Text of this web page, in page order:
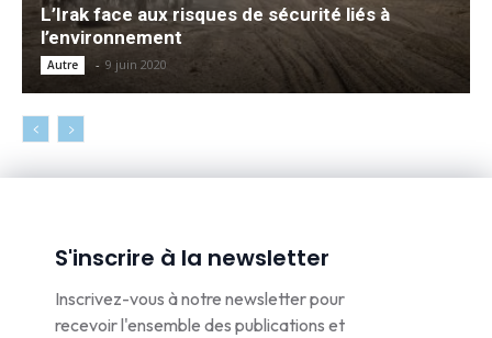
L’Irak face aux risques de sécurité liés à
l’environnement
Autre - 9 juin 2020
S'inscrire à la newsletter
Inscrivez-vous à notre newsletter pour
recevoir l'ensemble des publications et